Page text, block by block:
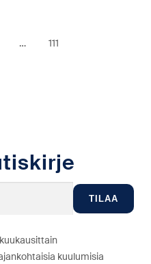
… 111
kuulumisia